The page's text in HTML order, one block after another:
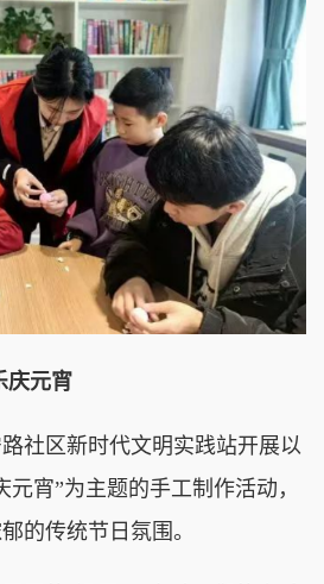
庆元宵
区新时代文明实践站开展以
宵”为主题的手工制作活动，
的传统节日氛围。